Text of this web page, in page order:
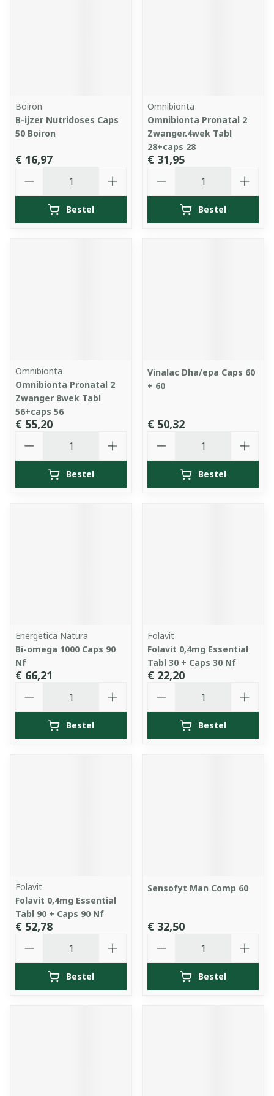
Boiron
B-ijzer Nutridoses Caps
50 Boiron
€ 16,97
Bestel
Omnibionta
Omnibionta Pronatal 2
Zwanger.4wek Tabl
28+caps 28
€ 31,95
Bestel
Omnibionta
Omnibionta Pronatal 2
Zwanger 8wek Tabl
56+caps 56
€ 55,20
Bestel
Vinalac Dha/epa Caps 60
+ 60
€ 50,32
Bestel
Energetica Natura
Bi-omega 1000 Caps 90
Nf
€ 66,21
Bestel
Folavit
Folavit 0,4mg Essential
Tabl 30 + Caps 30 Nf
€ 22,20
Bestel
Folavit
Folavit 0,4mg Essential
Tabl 90 + Caps 90 Nf
€ 52,78
Bestel
Sensofyt Man Comp 60
€ 32,50
Bestel